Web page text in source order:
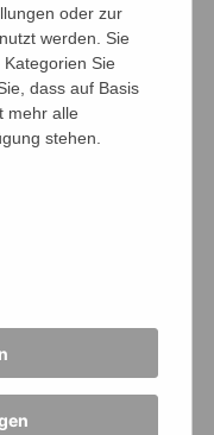
– eine
allen
herzlich dafür,
Werke zu
Fachgruppe
haben. Ein
an Frau
letztlich die
oder zur
werden. Sie
Sie
dass auf Basis
mehr alle
stehen.